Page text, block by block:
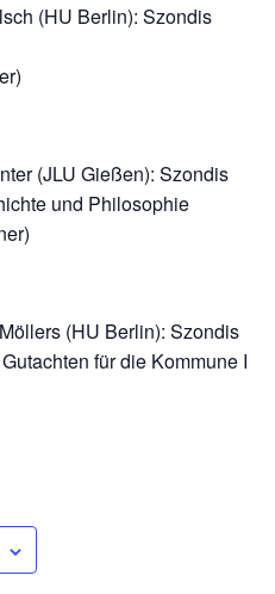
(HU Berlin): Szondis
(JLU Gießen): Szondis
und Philosophie
(HU Berlin): Szondis
für die Kommune I